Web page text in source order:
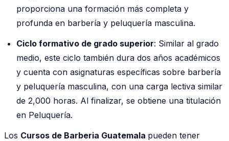
proporciona una formación más completa y
profunda en barbería y peluquería masculina.
Ciclo formativo de grado superior: Similar al grado
medio, este ciclo también dura dos años académicos
y cuenta con asignaturas específicas sobre barbería
y peluquería masculina, con una carga lectiva similar
de 2,000 horas. Al finalizar, se obtiene una titulación
en Peluquería.
Los Cursos de Barberia Guatemala pueden tener